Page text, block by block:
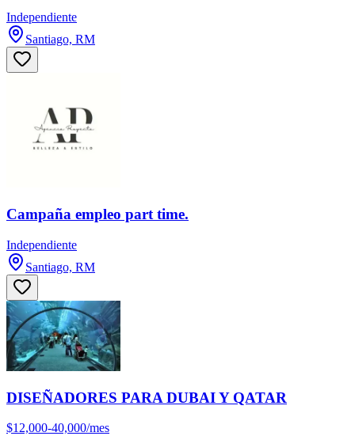
Independiente
Santiago, RM
Campaña empleo part time.
Independiente
Santiago, RM
DISEÑADORES PARA DUBAI Y QATAR
$12,000-40,000/mes